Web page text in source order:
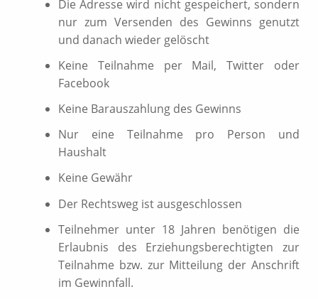
Die Adresse wird nicht gespeichert, sondern
nur zum Versenden des Gewinns genutzt
und danach wieder gelöscht
Keine Teilnahme per Mail, Twitter oder
Facebook
Keine Barauszahlung des Gewinns
Nur eine Teilnahme pro Person und
Haushalt
Keine Gewähr
Der Rechtsweg ist ausgeschlossen
Teilnehmer unter 18 Jahren benötigen die
Erlaubnis des Erziehungsberechtigten zur
Teilnahme bzw. zur Mitteilung der Anschrift
im Gewinnfall.